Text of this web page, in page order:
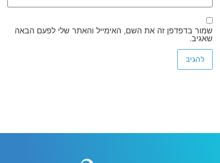
שמור בדפדפן זה את השם, האימייל והאתר שלי לפעם הבאה
שאגיב.